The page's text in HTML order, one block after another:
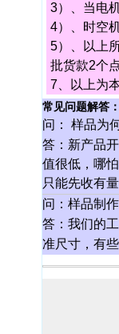
3）、当电
4）、时空
5）、以上
批货款2个点
7、以上为
常见问题解答：
问： 样品为
答：新产品
值很低，哪
只能先收有
问：样品制
答：我们的
准尺寸，有